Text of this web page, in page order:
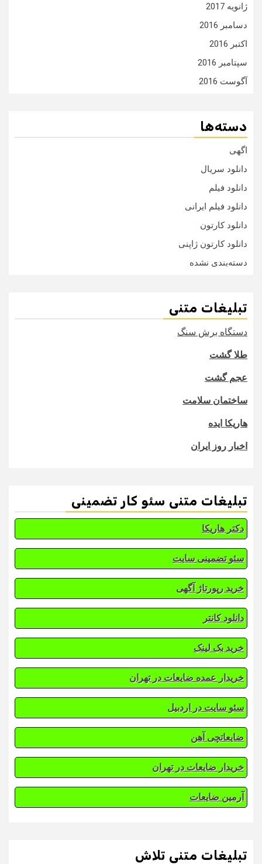
ژانویه 2017
دسامبر 2016
اکتبر 2016
سپتامبر 2016
آگوست 2016
دسته‌ها
اگهی
دانلود سریال
دانلود فیلم
دانلود فیلم ایرانی
دانلود کارتون
دانلود کارتون ژاپنی
دسته‌بندی نشده
تبلیغات متنی
دستگاه برش سنگ
طلا گشت
عجم گشت
ساختمان سلامت
هاریکا ایده
اخبار روز ایران
تبلیغات متنی سئو کار تضمینی
دکتر هاریکا
سئو تضمینی سایت
خرید رپورتاژ آگهی
دانلود کانتر
خرید بک لینک
خریدار عمده ضایعات در تهران
سئو سایت در اردبیل
ضایعاتچی آهن
خریدار ضایعات در تهران
آرمین ضایعات
تبلیغات متنی تلاش